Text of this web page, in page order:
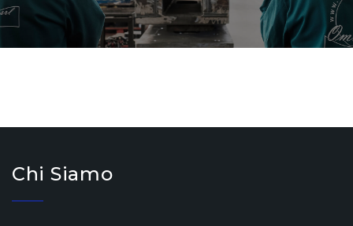
Chi Siamo